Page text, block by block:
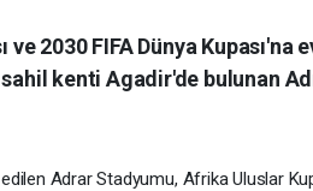
2030 FIFA Dünya Kupası'na
sahil kenti Agadir'de bulunan
edilen Adrar Stadyumu, Afrika Uluslar